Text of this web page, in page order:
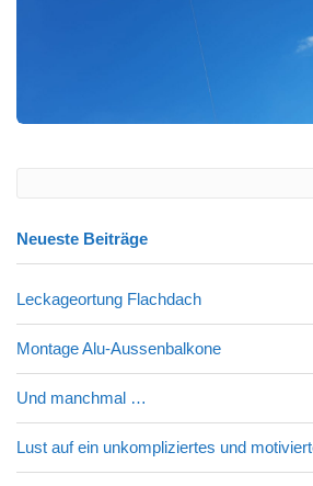
Neueste Beiträge
Leckageortung Flachdach
Montage Alu-Aussenbalkone
Und manchmal …
Lust auf ein unkompliziertes und